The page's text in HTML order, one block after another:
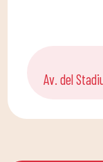
Av. del